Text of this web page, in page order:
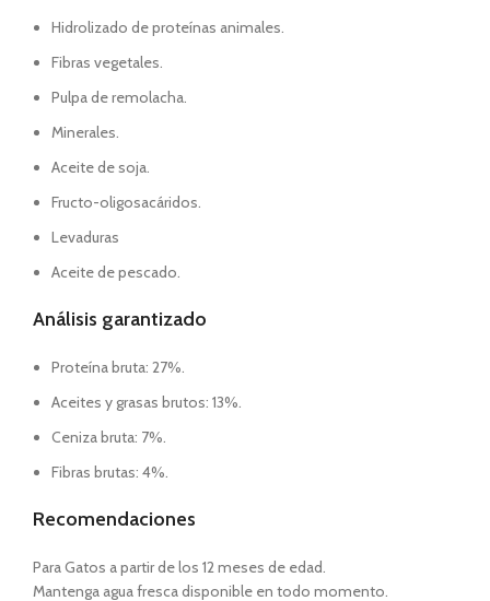
Hidrolizado de proteínas animales.
Fibras vegetales.
Pulpa de remolacha.
Minerales.
Aceite de soja.
Fructo-oligosacáridos.
Levaduras
Aceite de pescado.
Análisis garantizado
Proteína bruta: 27%.
Aceites y grasas brutos: 13%.
Ceniza bruta: 7%.
Fibras brutas: 4%.
Recomendaciones
Para Gatos a partir de los 12 meses de edad.
Mantenga agua fresca disponible en todo momento.